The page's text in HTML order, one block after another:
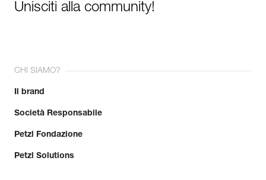
Unisciti alla community!
CHI SIAMO?
Il brand
Società Responsabile
Petzl Fondazione
Petzl Solutions